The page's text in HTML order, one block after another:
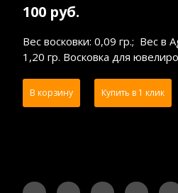
100 руб.
Вес восковки: 0,09 гр.; Вес в
1,20 гр. Восковка для
В корзину Купить в 1 клик